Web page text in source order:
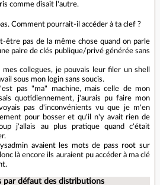
comme disait l'autre.
Comment pourrait-il accéder à ta clef ?
être pas de la même chose quand on parle
paire de clés publique/privé générée sans
collegues, je pouvais leur filer un shell
sous mon login sans soucis.
pas "ma" machine, mais celle de mon
quotidiennement, j'aurais pu faire mon
pas d'inconvénients vu que je m'en
pour bosser et qu'il n'y avait rien de
j'allais au plus pratique quand c'était
avaient les mots de pass root sur
là encore ils auraient pu accéder à ma clé
par défaut des distributions